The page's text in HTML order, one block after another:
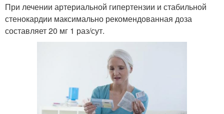
При лечении артериальной гипертензии и стабильной
стенокардии максимально рекомендованная доза
составляет 20 мг 1 раз/сут.